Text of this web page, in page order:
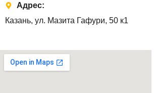
Адрес:
Казань, ул. Мазита Гафури, 50 к1